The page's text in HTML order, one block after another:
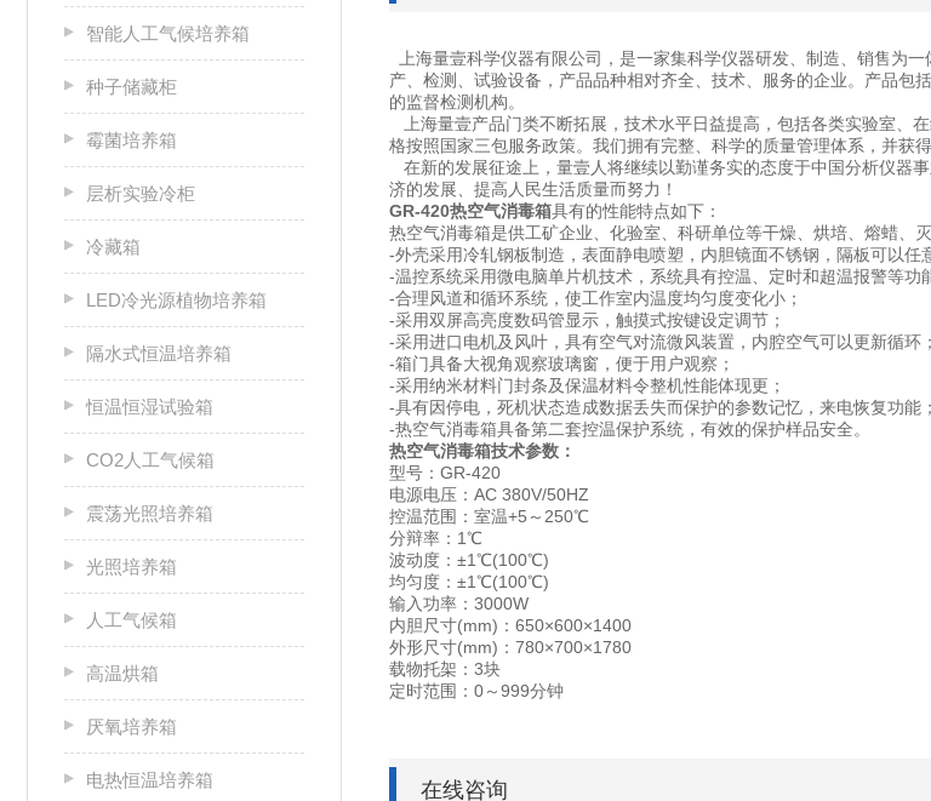
智能人工气候培养箱
种子储藏柜
霉菌培养箱
层析实验冷柜
冷藏箱
LED冷光源植物培养箱
隔水式恒温培养箱
恒温恒湿试验箱
CO2人工气候箱
震荡光照培养箱
光照培养箱
人工气候箱
高温烘箱
厌氧培养箱
电热恒温培养箱
上海量壹科学仪器有限公司，是一家集科学仪器研发、制造、销售为
产、检测、试验设备，产品品种相对齐全、技术、服务的企业。产品
的监督检测机构。
上海量壹产品门类不断拓展，技术水平日益提高，包括各类实验室、
格按照国家三包服务政策。我们拥有完整、科学的质量管理体系，并获得
在新的发展征途上，量壹人将继续以勤谨务实的态度于中国分析仪器
济的发展、提高人民生活质量而努力！
GR-420热空气消毒箱具有的性能特点如下：
热空气消毒箱是供工矿企业、化验室、科研单位等干燥、烘培、熔蜡、灭
-外壳采用冷轧钢板制造，表面静电喷塑，内胆镜面不锈钢，隔板可以任
-温控系统采用微电脑单片机技术，系统具有控温、定时和超温报警等功
-合理风道和循环系统，使工作室内温度均匀度变化小；
-采用双屏高亮度数码管显示，触摸式按键设定调节；
-采用进口电机及风叶，具有空气对流微风装置，内腔空气可以更新循环；
-箱门具备大视角观察玻璃窗，便于用户观察；
-采用纳米材料门封条及保温材料令整机性能体现更；
-具有因停电，死机状态造成数据丢失而保护的参数记忆，来电恢复功能；
-热空气消毒箱具备第二套控温保护系统，有效的保护样品安全。
热空气消毒箱技术参数：
型号：GR-420
电源电压：AC 380V/50HZ
控温范围：室温+5～250℃
分辩率：1℃
波动度：±1℃(100℃)
均匀度：±1℃(100℃)
输入功率：3000W
内胆尺寸(mm)：650×600×1400
外形尺寸(mm)：780×700×1780
载物托架：3块
定时范围：0～999分钟
在线咨询